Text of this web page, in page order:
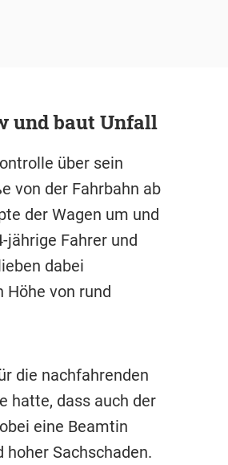
und baut Unfall
über sein
von der Fahrbahn ab
der Wagen um und
jährige Fahrer und
dabei
Höhe von rund
die nachfahrenden
hatte, dass auch der
eine Beamtin
Sachschaden.